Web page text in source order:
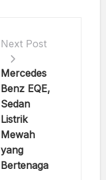
Next Post
Mercedes
Benz EQE,
Sedan
Listrik
Mewah
yang
Bertenaga